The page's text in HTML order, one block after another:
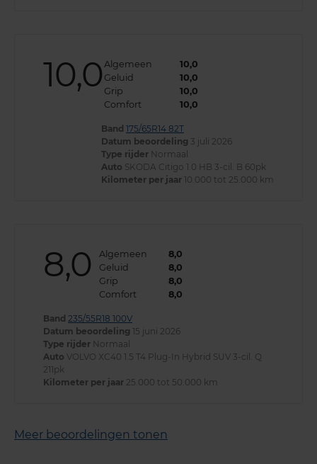
10,0 Algemeen
10,0
Geluid
10,0
Grip
10,0
Comfort
10,0
Band 175/65R14 82T
Datum beoordeling 3 juli 2026
Type rijder Normaal
Auto SKODA Citigo 1.0 HB 3-cil. B 60pk
Kilometer per jaar 10.000 tot 25.000 km
8,0 Algemeen
8,0
Geluid
8,0
Grip
8,0
Comfort
8,0
Band 235/55R18 100V
Datum beoordeling 15 juni 2026
Type rijder Normaal
Auto VOLVO XC40 1.5 T4 Plug-In Hybrid SUV 3-cil. Q
211pk
Kilometer per jaar 25.000 tot 50.000 km
Meer beoordelingen tonen